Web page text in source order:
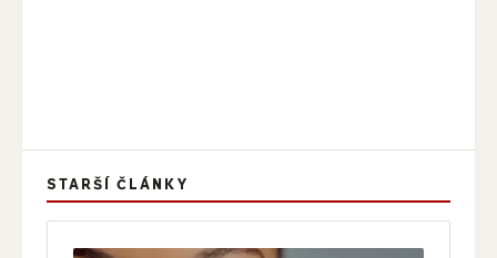
STARŠÍ ČLÁNKY